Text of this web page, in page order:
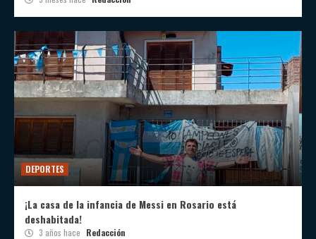
DEPORTES
¡La casa de la infancia de Messi en Rosario está
deshabitada!
3 años hace Redacción